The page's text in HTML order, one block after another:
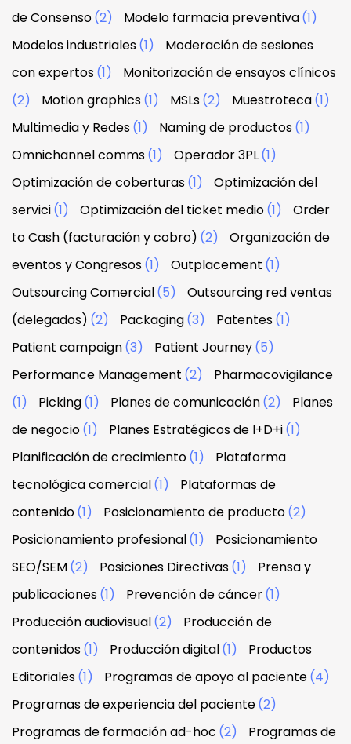
de Consenso(2) Modelo farmacia preventiva(1)
Modelos industriales(1)
Moderación de sesiones
con expertos(1)
Monitorización de ensayos clínicos
(2)
Motion graphics(1) MSLs(2) Muestroteca(1)
Multimedia y Redes(1) Naming de productos(1)
Omnichannel comms(1) Operador 3PL(1)
Optimización de coberturas(1)
Optimización del
servici(1) Optimización del ticket medio(1)
Order
to Cash (facturación y cobro) (2)
Organización de
eventos y Congresos(1) Outplacement (1)
Outsourcing Comercial(5)
Outsourcing red ventas
(delegados) (2) Packaging(3) Patentes(1)
Patient campaign(3) Patient Journey(5)
Performance Management (2)
Pharmacovigilance
(1)
Picking(1) Planes de comunicación(2)
Planes
de negocio(1) Planes Estratégicos de I+D+i(1)
Planificación de crecimiento(1)
Plataforma
tecnológica comercial(1)
Plataformas de
contenido(1) Posicionamiento de producto(2)
Posicionamiento profesional(1)
Posicionamiento
SEO/SEM(2) Posiciones Directivas(1)
Prensa y
publicaciones(1) Prevención de cáncer(1)
Producción audiovisual(2)
Producción de
contenidos(1) Producción digital(1)
Productos
Editoriales(1) Programas de apoyo al paciente(4)
Programas de experiencia del paciente(2)
Programas de formación ad-hoc (2) Programas de